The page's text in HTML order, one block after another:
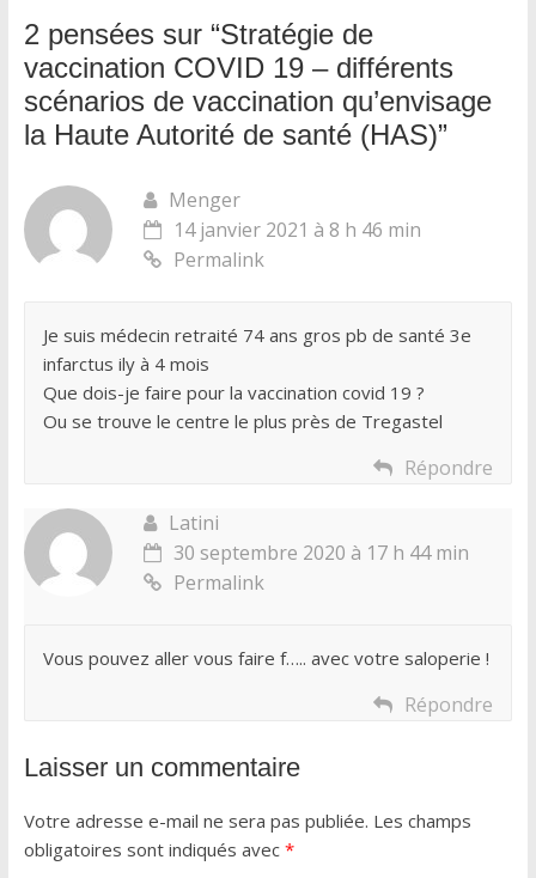
2 pensées sur “Stratégie de
vaccination COVID 19 – différents
scénarios de vaccination qu’envisage
la Haute Autorité de santé (HAS)”
Menger
14 janvier 2021 à 8 h 46 min
Permalink
Je suis médecin retraité 74 ans gros pb de santé 3e
infarctus ily à 4 mois
Que dois-je faire pour la vaccination covid 19 ?
Ou se trouve le centre le plus près de Tregastel
Répondre
Latini
30 septembre 2020 à 17 h 44 min
Permalink
Vous pouvez aller vous faire f….. avec votre saloperie !
Répondre
Laisser un commentaire
Votre adresse e-mail ne sera pas publiée. Les champs
obligatoires sont indiqués avec *